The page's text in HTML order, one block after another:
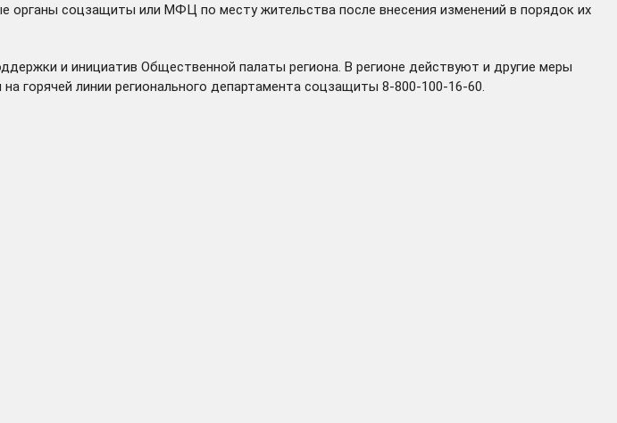
соцзащиты или МФЦ по месту жительства после внесения изменений в порядок их
и инициатив Общественной палаты региона. В регионе действуют и другие меры
линии регионального департамента соцзащиты 8-800-100-16-60.